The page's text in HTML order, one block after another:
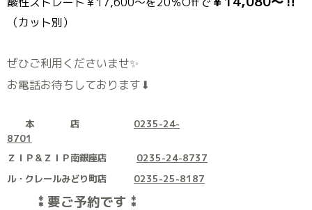
（カット別）
ぜひご利用くださいませ✨
お電話お待ちしております⬇
本 店 0235-24-
8701
ＺＩＰ＆ＺＩＰ南銀座店
0235-24-8737
ル・クレールみどり町店
0235-25-8187
⁑要ご予約です⁑